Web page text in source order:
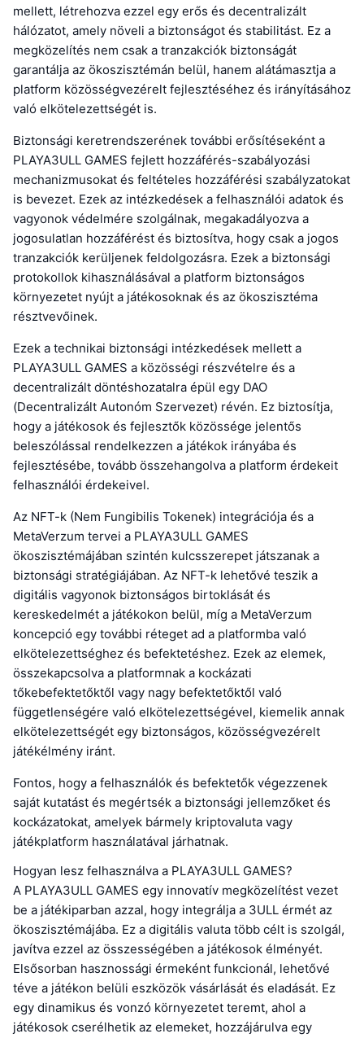
mellett, létrehozva ezzel egy erős és decentralizált
hálózatot, amely növeli a biztonságot és stabilitást. Ez a
megközelítés nem csak a tranzakciók biztonságát
garantálja az ökoszisztémán belül, hanem alátámasztja a
platform közösségvezérelt fejlesztéséhez és irányításához
való elkötelezettségét is.
Biztonsági keretrendszerének további erősítéseként a
PLAYA3ULL GAMES fejlett hozzáférés-szabályozási
mechanizmusokat és feltételes hozzáférési szabályzatokat
is bevezet. Ezek az intézkedések a felhasználói adatok és
vagyonok védelmére szolgálnak, megakadályozva a
jogosulatlan hozzáférést és biztosítva, hogy csak a jogos
tranzakciók kerüljenek feldolgozásra. Ezek a biztonsági
protokollok kihasználásával a platform biztonságos
környezetet nyújt a játékosoknak és az ökoszisztéma
résztvevőinek.
Ezek a technikai biztonsági intézkedések mellett a
PLAYA3ULL GAMES a közösségi részvételre és a
decentralizált döntéshozatalra épül egy DAO
(Decentralizált Autonóm Szervezet) révén. Ez biztosítja,
hogy a játékosok és fejlesztők közössége jelentős
beleszólással rendelkezzen a játékok irányába és
fejlesztésébe, tovább összehangolva a platform érdekeit
felhasználói érdekeivel.
Az NFT-k (Nem Fungibilis Tokenek) integrációja és a
MetaVerzum tervei a PLAYA3ULL GAMES
ökoszisztémájában szintén kulcsszerepet játszanak a
biztonsági stratégiájában. Az NFT-k lehetővé teszik a
digitális vagyonok biztonságos birtoklását és
kereskedelmét a játékokon belül, míg a MetaVerzum
koncepció egy további réteget ad a platformba való
elkötelezettséghez és befektetéshez. Ezek az elemek,
összekapcsolva a platformnak a kockázati
tőkebefektetőktől vagy nagy befektetőktől való
függetlenségére való elkötelezettségével, kiemelik annak
elkötelezettségét egy biztonságos, közösségvezérelt
játékélmény iránt.
Fontos, hogy a felhasználók és befektetők végezzenek
saját kutatást és megértsék a biztonsági jellemzőket és
kockázatokat, amelyek bármely kriptovaluta vagy
játékplatform használatával járhatnak.
Hogyan lesz felhasználva a PLAYA3ULL GAMES?
A PLAYA3ULL GAMES egy innovatív megközelítést vezet
be a játékiparban azzal, hogy integrálja a 3ULL érmét az
ökoszisztémájába. Ez a digitális valuta több célt is szolgál,
javítva ezzel az összességében a játékosok élményét.
Elsősorban hasznossági érmeként funkcionál, lehetővé
téve a játékon belüli eszközök vásárlását és eladását. Ez
egy dinamikus és vonzó környezetet teremt, ahol a
játékosok cserélhetik az elemeket, hozzájárulva egy